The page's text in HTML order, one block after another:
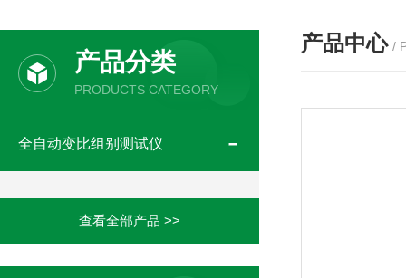
产品分类
PRODUCTS CATEGORY
全自动变比组别测试仪
查看全部产品 >>
产品中心 /